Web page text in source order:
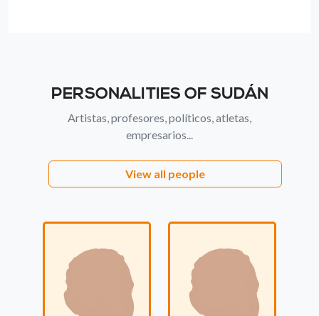
PERSONALITIES OF SUDÁN
Artistas, profesores, políticos, atletas,
empresarios...
View all people